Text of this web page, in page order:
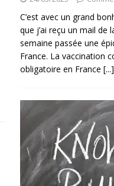
C’est avec un grand
que j’ai reçu un mail de
semaine passée une
France. La vaccination
obligatoire en France [...]